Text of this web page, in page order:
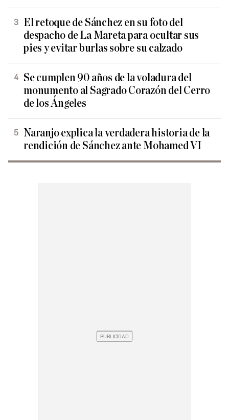
El retoque de Sánchez en su foto del
despacho de La Mareta para ocultar sus
pies y evitar burlas sobre su calzado
Se cumplen 90 años de la voladura del
monumento al Sagrado Corazón del Cerro
de los Ángeles
Naranjo explica la verdadera historia de la
rendición de Sánchez ante Mohamed VI